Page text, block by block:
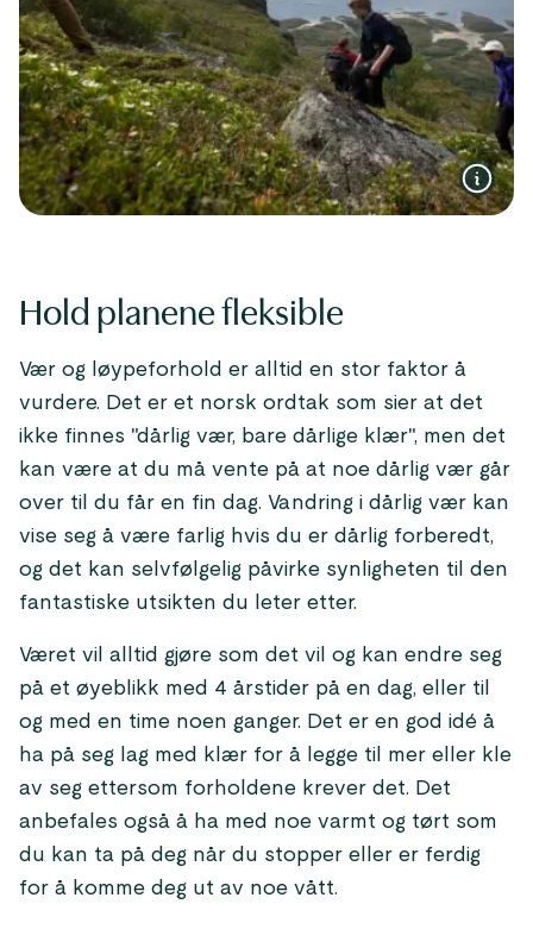
Hold planene fleksible
Vær og løypeforhold er alltid en stor faktor å
vurdere. Det er et norsk ordtak som sier at det
ikke finnes "dårlig vær, bare dårlige klær", men det
kan være at du må vente på at noe dårlig vær går
over til du får en fin dag. Vandring i dårlig vær kan
vise seg å være farlig hvis du er dårlig forberedt,
og det kan selvfølgelig påvirke synligheten til den
fantastiske utsikten du leter etter.
Været vil alltid gjøre som det vil og kan endre seg
på et øyeblikk med 4 årstider på en dag, eller til
og med en time noen ganger. Det er en god idé å
ha på seg lag med klær for å legge til mer eller kle
av seg ettersom forholdene krever det. Det
anbefales også å ha med noe varmt og tørt som
du kan ta på deg når du stopper eller er ferdig
for å komme deg ut av noe vått.